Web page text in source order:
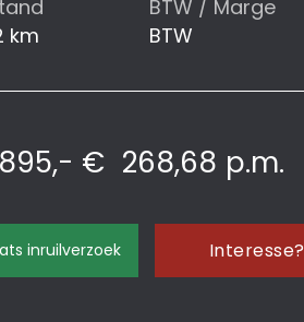
km
BTW / Marge
BTW
€ 268,68 p.m.
inruilverzoek Interesse?